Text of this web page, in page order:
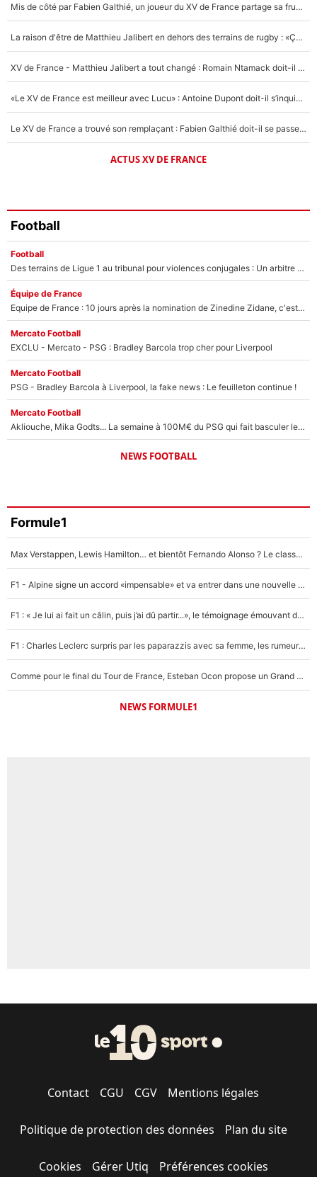
Un autre joueur
5%
Mis de côté par Fabien Galthié, un joueur du XV de France partage sa frustration : «ils ne me l’ont pas dit tout de suite»
La raison d'être de Matthieu Jalibert en dehors des terrains de rugby : «Ça m'atteint autant que si tu touches à un membre de ma famille»
XV de France - Matthieu Jalibert a tout changé : Romain Ntamack doit-il s’inquiéter pour sa place à un an de la Coupe du monde ?
«Le XV de France est meilleur avec Lucu» : Antoine Dupont doit-il s’inquiéter pour sa place ?
Le XV de France a trouvé son remplaçant : Fabien Galthié doit-il se passer d'Antoine Dupont ?
ACTUS XV DE FRANCE
Football
Football
Des terrains de Ligue 1 au tribunal pour violences conjugales : Un arbitre français encourt une peine de 18 mois de prison !
Équipe de France
Equipe de France : 10 jours après la nomination de Zinedine Zidane, c'est au tour de son fils de prendre un nouveau départ !
Mercato Football
EXCLU - Mercato - PSG : Bradley Barcola trop cher pour Liverpool
Mercato Football
PSG - Bradley Barcola à Liverpool, la fake news : Le feuilleton continue !
Mercato Football
Akliouche, Mika Godts... La semaine à 100M€ du PSG qui fait basculer le mercato du PSG !
NEWS FOOTBALL
Formule1
Max Verstappen, Lewis Hamilton… et bientôt Fernando Alonso ? Le classement des pilotes les mieux payés en Formule 1 risque de changer !
F1 - Alpine signe un accord «impensable» et va entrer dans une nouvelle dimension : Grande nouvelle pour Pierre Gasly !
F1 : « Je lui ai fait un câlin, puis j’ai dû partir...», le témoignage émouvant de Max Verstappen sur sa fille
F1 : Charles Leclerc surpris par les paparazzis avec sa femme, les rumeurs étaient vraies !
Comme pour le final du Tour de France, Esteban Ocon propose un Grand Prix de Formule 1 à Paris : «Autour de l’Arc de Triomphe, ce serait génial» !
NEWS FORMULE1
Contact CGU CGV Mentions légales
Politique de protection des données Plan du site
Cookies Gérer Utiq Préférences cookies